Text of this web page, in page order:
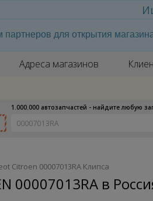
для открытия
Адреса магазинов
1.000.000 автозапчастей - найдите любую
Citroen 00007013RA Клипса
00007013RA в